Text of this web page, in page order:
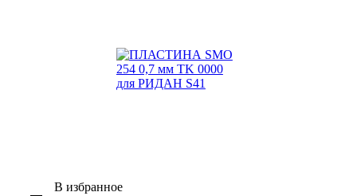
В избранное